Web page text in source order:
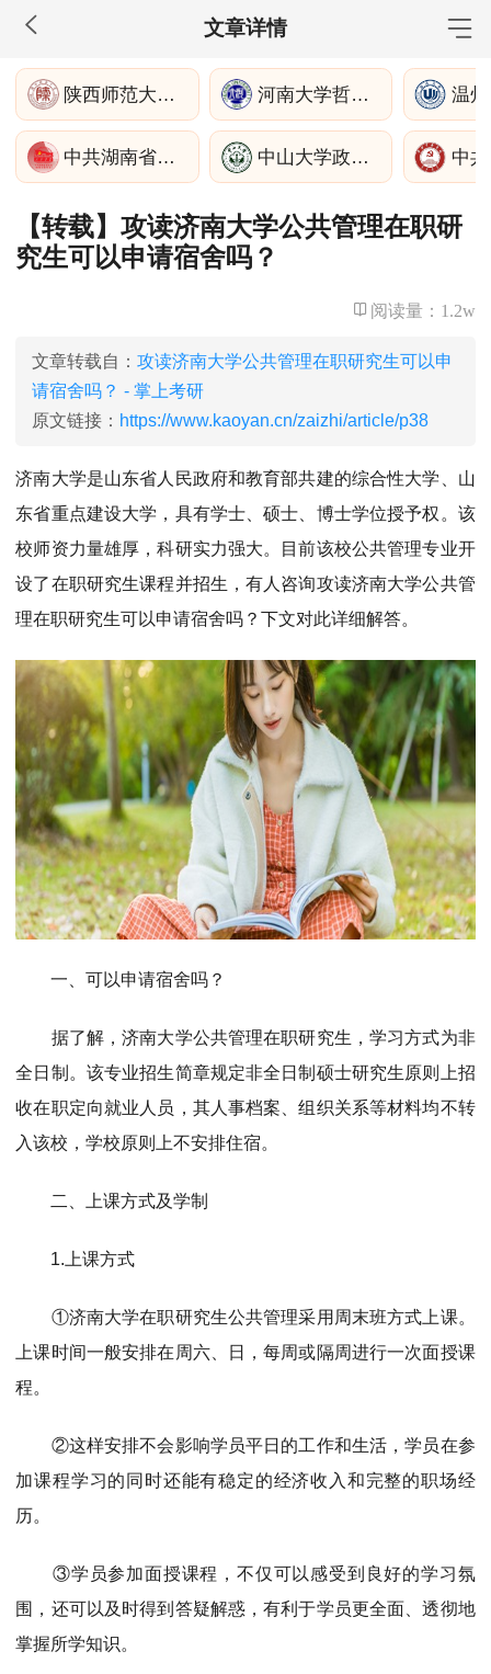
文章详情
MBA工商管理
院校库 考试报名 招生政策 学制学费
报名流程
考试真题
报考经验 招生简章
MEM工程管理
院校库 考试报名 招生政策
MPA公共管理
院校库 考试报名 招生政策
院校库 考试报名 招生政策 学制学费
报名流程
考试真题
报考经验 招生简章
MTA旅游管理
院校库 考试报名 招生政策 学制学费
报名流程
考试真题
报考经验 招生简章
陕西师范大学哲学与政府管理学院 河南大学哲学与公共管理学院 温
中共湖南省委党校公共管理教研部 中山大学政治与公共事务管理学院
【转载】攻读济南大学公共管理在职研
究生可以申请宿舍吗？
阅读量： 1.2w
文章转载自： 攻读济南大学公共管理在职研究生可以申
请宿舍吗？ - 掌上考研
原文链接： https://www.kaoyan.cn/zaizhi/article/p38
济南大学是山东省人民政府和教育部共建的综合性大学、山
东省重点建设大学，具有学士、硕士、博士学位授予权。该
校师资力量雄厚，科研实力强大。目前该校公共管理专业开
设了在职研究生课程并招生，有人咨询攻读济南大学公共管
理在职研究生可以申请宿舍吗？下文对此详细解答。
一、可以申请宿舍吗？
据了解，济南大学公共管理在职研究生，学习方式为非
全日制。该专业招生简章规定非全日制硕士研究生原则上招
收在职定向就业人员，其人事档案、组织关系等材料均不转
入该校，学校原则上不安排住宿。
二、上课方式及学制
1.上课方式
①济南大学在职研究生公共管理采用周末班方式上课。
上课时间一般安排在周六、日，每周或隔周进行一次面授课
程。
②这样安排不会影响学员平日的工作和生活，学员在参
加课程学习的同时还能有稳定的经济收入和完整的职场经
历。
③学员参加面授课程，不仅可以感受到良好的学习氛
围，还可以及时得到答疑解惑，有利于学员更全面、透彻地
掌握所学知识。